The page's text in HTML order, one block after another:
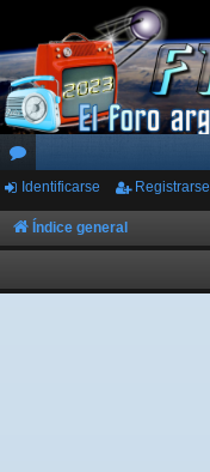
or
os
Identificarse Registrarse
Índice general